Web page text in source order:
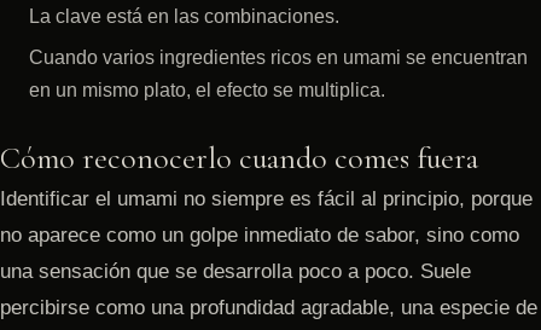
La clave está en las combinaciones.
Cuando varios ingredientes ricos en umami se encuentran
en un mismo plato, el efecto se multiplica.
Cómo reconocerlo cuando comes fuera
Identificar el umami no siempre es fácil al principio, porque
no aparece como un golpe inmediato de sabor, sino como
una sensación que se desarrolla poco a poco. Suele
percibirse como una profundidad agradable, una especie de